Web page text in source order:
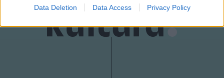
related to functionality of the website or app.
Data Deletion Data Access Privacy Policy